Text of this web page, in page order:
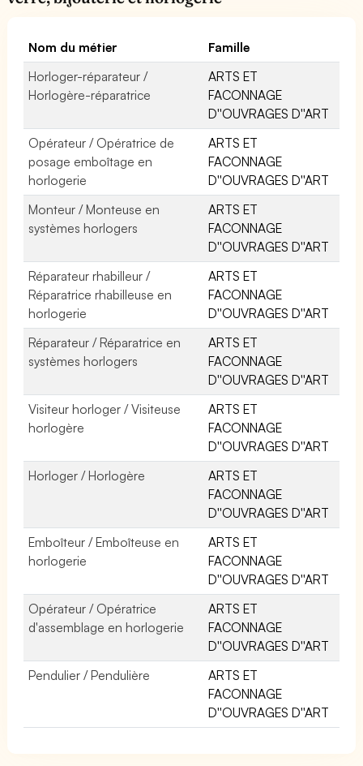
Nom du métier
Famille
Horloger-réparateur /
Horlogère-réparatrice
ARTS ET
FACONNAGE
D''OUVRAGES D''ART
Opérateur / Opératrice de
posage emboîtage en
horlogerie
ARTS ET
FACONNAGE
D''OUVRAGES D''ART
Monteur / Monteuse en
systèmes horlogers
ARTS ET
FACONNAGE
D''OUVRAGES D''ART
Réparateur rhabilleur /
Réparatrice rhabilleuse en
horlogerie
ARTS ET
FACONNAGE
D''OUVRAGES D''ART
Réparateur / Réparatrice en
systèmes horlogers
ARTS ET
FACONNAGE
D''OUVRAGES D''ART
Visiteur horloger / Visiteuse
horlogère
ARTS ET
FACONNAGE
D''OUVRAGES D''ART
Horloger / Horlogère
ARTS ET
FACONNAGE
D''OUVRAGES D''ART
Emboîteur / Emboîteuse en
horlogerie
ARTS ET
FACONNAGE
D''OUVRAGES D''ART
Opérateur / Opératrice
d'assemblage en horlogerie
ARTS ET
FACONNAGE
D''OUVRAGES D''ART
Pendulier / Pendulière
ARTS ET
FACONNAGE
D''OUVRAGES D''ART